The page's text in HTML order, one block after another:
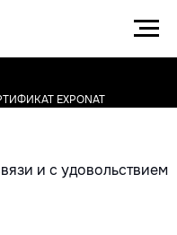
EXPONAT
и с удовольствием